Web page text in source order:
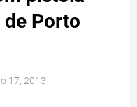
de Porto
17, 2013